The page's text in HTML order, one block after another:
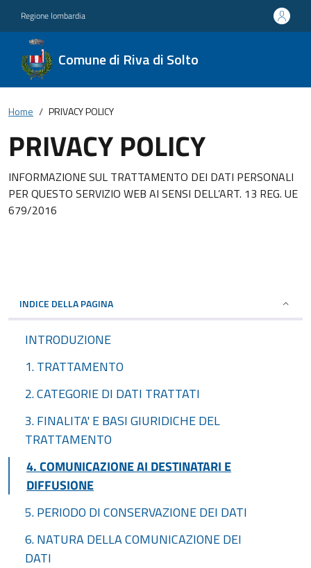
Regione lombardia
Comune di Riva di Solto
Home PRIVACY POLICY
PRIVACY POLICY
INFORMAZIONE SUL TRATTAMENTO DEI DATI PERSONALI
PER QUESTO SERVIZIO WEB AI SENSI DELL’ART. 13 REG. UE
679/2016
INDICE DELLA PAGINA
INTRODUZIONE
1. TRATTAMENTO
2. CATEGORIE DI DATI TRATTATI
3. FINALITA' E BASI GIURIDICHE DEL
TRATTAMENTO
4. COMUNICAZIONE AI DESTINATARI E
DIFFUSIONE
5. PERIODO DI CONSERVAZIONE DEI DATI
6. NATURA DELLA COMUNICAZIONE DEI
DATI